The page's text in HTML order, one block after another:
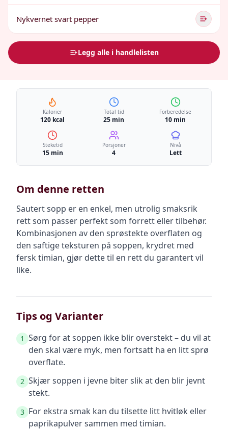
Nykvernet svart pepper
Legg alle i handlelisten
Kalorier
120 kcal
Total tid
25 min
Forberedelse
10 min
Steketid
15 min
Porsjoner
4
Nivå
Lett
Om denne retten
Sautert sopp er en enkel, men utrolig smaksrik
rett som passer perfekt som forrett eller tilbehør.
Kombinasjonen av den sprøstekte overflaten og
den saftige teksturen på soppen, krydret med
fersk timian, gjør dette til en rett du garantert vil
like.
Tips og Varianter
1 Sørg for at soppen ikke blir overstekt – du vil at
den skal være myk, men fortsatt ha en litt sprø
overflate.
2 Skjær soppen i jevne biter slik at den blir jevnt
stekt.
3 For ekstra smak kan du tilsette litt hvitløk eller
paprikapulver sammen med timian.